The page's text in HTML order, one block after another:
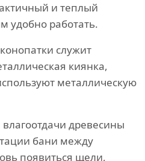
и теплый
удобно работать.
служит
киянка,
металлическую
влагоотдачи древесины
бани между
появиться щели,